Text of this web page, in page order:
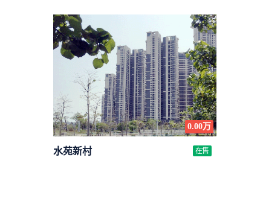
0.00万
水苑新村 在售